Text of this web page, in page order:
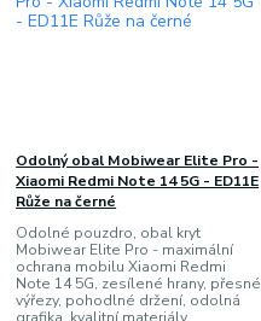
Odolný obal Mobiwear Elite Pro -
Xiaomi Redmi Note 14 5G - ED11E
Růže na černé
Odolné pouzdro, obal kryt
Mobiwear Elite Pro - maximální
ochrana mobilu Xiaomi Redmi
Note 14 5G, zesílené hrany, přesné
výřezy, pohodlné držení, odolná